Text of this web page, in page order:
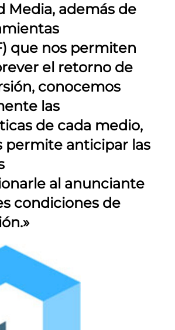
Media, además de
que nos permiten
el retorno de
conocemos
las
de cada medio,
permite anticipar las
al anunciante
condiciones de